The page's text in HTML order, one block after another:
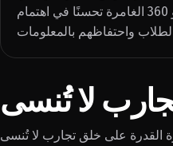
تستخدم مقاطع فيديو 360 الغامرة تحسنًا في اهتمام
لا تُنسى
فيديو 360 الغامرة القدرة على خلق تجارب لا تُنسى